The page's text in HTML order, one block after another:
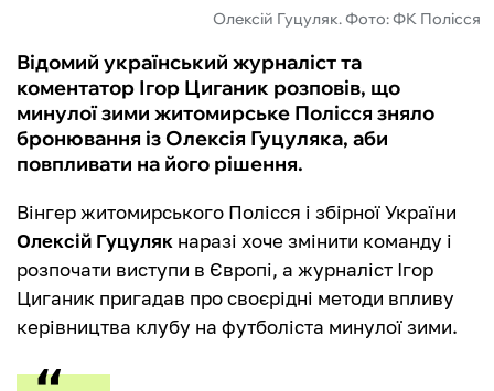
Олексій Гуцуляк. Фото: ФК Полісся
Відомий український журналіст та
коментатор Ігор Циганик розповів, що
минулої зими житомирське Полісся зняло
бронювання із Олексія Гуцуляка, аби
повпливати на його рішення.
Вінгер житомирського Полісся і збірної України
Олексій Гуцуляк наразі хоче змінити команду і
розпочати виступи в Європі, а журналіст Ігор
Циганик пригадав про своєрідні методи впливу
керівництва клубу на футболіста минулої зими.